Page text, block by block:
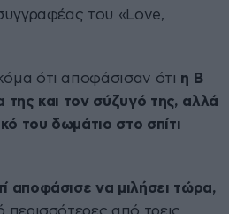
του «Love,
ότι αποφάσισαν ότι η Β
και τον σύζυγό της, αλλά
του δωμάτιο στο σπίτι
αποφάσισε να μιλήσει τώρα,
από τρεις